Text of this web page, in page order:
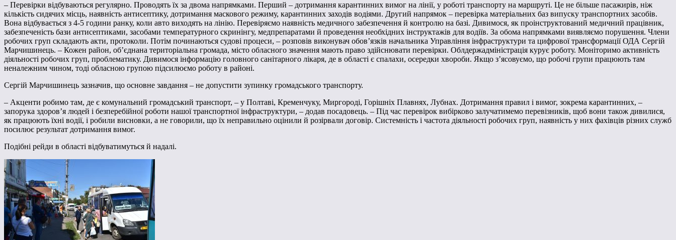
– Перевірки відбуваються регулярно. Проводять їх за двома напрямками. Перший – дотримання карантинних вимог на лінії, у роботі транспорту на маршруті. Це не більше пасажирів, ніж
кількість сидячих місць, наявність антисептику, дотримання маскового режиму, карантинних заходів водіями. Другий напрямок – перевірка матеріальних баз випуску транспортних засобів.
Вона відбувається з 4-5 години ранку, коли авто виходять на лінію. Перевіряємо наявність медичного забезпечення й контролю на базі. Дивимося, як проінструктований медичний працівник,
забезпеченість бази антисептиками, засобами температурного скринінгу, медпрепаратами й проведення необхідних інструктажів для водіїв. За обома напрямками виявляємо порушення. Члени
робочих груп складають акти, протоколи. Потім починаються судові процеси, – розповів виконувач обов’язків начальника Управління інфраструктури та цифрової трансформації ОДА Сергій
Марчишинець. – Кожен район, об’єднана територіальна громада, місто обласного значення мають право здійснювати перевірки. Облдержадміністрація курує роботу. Моніторимо активність
діяльності робочих груп, проблематику. Дивимося інформацію головного санітарного лікаря, де в області є спалахи, осередки хвороби. Якщо з’ясовуємо, що робочі групи працюють там
неналежним чином, тоді обласною групою підсилюємо роботу в районі.
Сергій Марчишинець зазначив, що основне завдання – не допустити зупинку громадського транспорту.
– Акценти робимо там, де є комунальний громадський транспорт, – у Полтаві, Кременчуку, Миргороді, Горішніх Плавнях, Лубнах. Дотримання правил і вимог, зокрема карантинних, –
запорука здоров’я людей і безперебійної роботи нашої транспортної інфраструктури, – додав посадовець. – Під час перевірок вибірково залучатимемо перевізників, щоб вони також дивилися,
як працюють їхні водії, і робили висновки, а не говорили, що їх неправильно оцінили й розірвали договір. Системність і частота діяльності робочих груп, наявність у них фахівців різних служб
посилює результат дотримання вимог.
Подібні рейди в області відбуватимуться й надалі.